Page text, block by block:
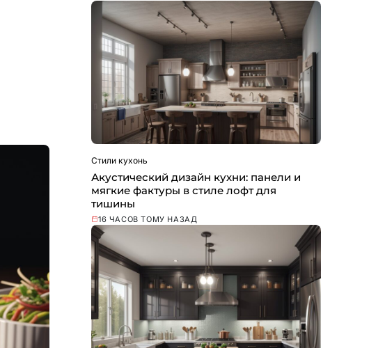
Стили кухонь
Акустический дизайн кухни: панели и
мягкие фактуры в стиле лофт для
тишины
16 ЧАСОВ ТОМУ НАЗАД